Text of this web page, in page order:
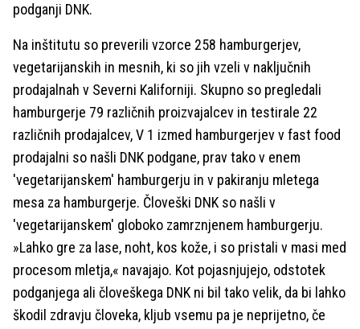
podganji DNK.
Na inštitutu so preverili vzorce 258 hamburgerjev,
vegetarijanskih in mesnih, ki so jih vzeli v naključnih
prodajalnah v Severni Kaliforniji. Skupno so pregledali
hamburgerje 79 različnih proizvajalcev in testirale 22
različnih prodajalcev, V 1 izmed hamburgerjev v fast food
prodajalni so našli DNK podgane, prav tako v enem
'vegetarijanskem' hamburgerju in v pakiranju mletega
mesa za hamburgerje. Človeški DNK so našli v
'vegetarijanskem' globoko zamrznjenem hamburgerju.
»Lahko gre za lase, noht, kos kože, i so pristali v masi med
procesom mletja,« navajajo. Kot pojasnjujejo, odstotek
podganjega ali človeškega DNK ni bil tako velik, da bi lahko
škodil zdravju človeka, kljub vsemu pa je neprijetno, če